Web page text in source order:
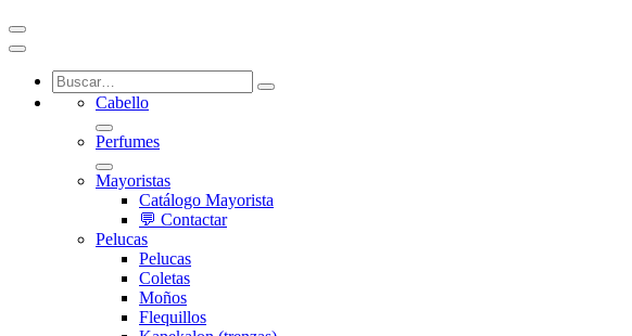
Cabello
Perfumes
Mayoristas
Catálogo Mayorista
💬 Contactar
Pelucas
Pelucas
Coletas
Moños
Flequillos